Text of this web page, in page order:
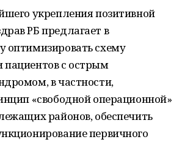
укрепления позитивной
РБ предлагает в
оптимизировать схему
с острым
в частности,
«свободной операционной»
районов, обеспечить
первичного